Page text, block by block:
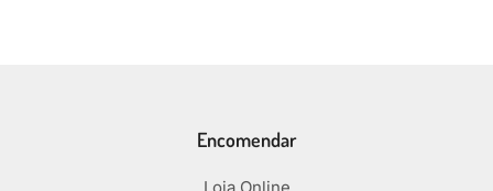
Encomendar
Loja Online